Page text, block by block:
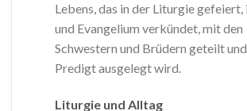
Lebens, das in der Liturgie gefeiert,
und Evangelium verkündet, mit den
Schwestern und Brüdern geteilt
Predigt ausgelegt wird.
Liturgie und Alltag